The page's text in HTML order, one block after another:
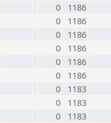
0
1186
0
1186
0
1186
0
1186
0
1186
0
1186
0
1183
0
1183
0
1183